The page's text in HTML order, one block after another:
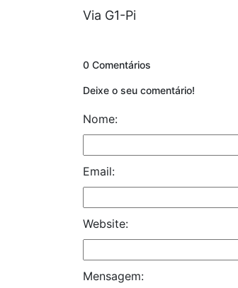
Via G1-Pi
0 Comentários
Deixe o seu comentário!
Nome:
Email:
Website:
Mensagem: